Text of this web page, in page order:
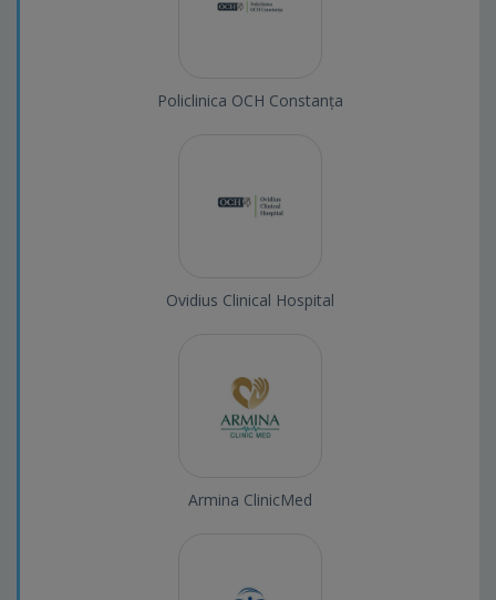
Policlinica OCH Constanța
Ovidius Clinical Hospital
Armina ClinicMed